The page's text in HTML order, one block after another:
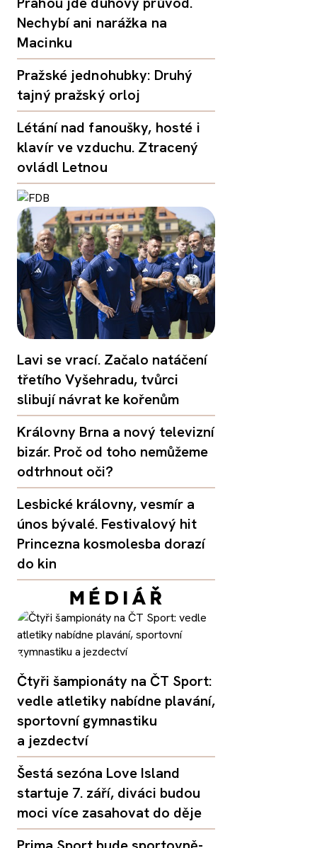
Nechybí ani narážka na
Macinku
Pražské jednohubky: Druhý
tajný pražský orloj
Létání nad fanoušky, hosté i
klavír ve vzduchu. Ztracený
ovládl Letnou
Lavi se vrací. Začalo natáčení
třetího Vyšehradu, tvůrci
slibují návrat ke kořenům
Královny Brna a nový televizní
bizár. Proč od toho nemůžeme
odtrhnout oči?
Lesbické královny, vesmír a
únos bývalé. Festivalový hit
Princezna kosmolesba dorazí
do kin
Čtyři šampionáty na ČT Sport:
vedle atletiky nabídne plavání,
sportovní gymnastiku
a jezdectví
Šestá sezóna Love Island
startuje 7. září, diváci budou
moci více zasahovat do děje